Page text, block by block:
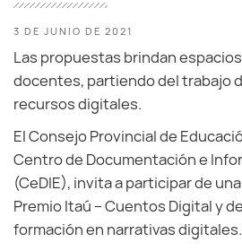
3 DE JUNIO DE 2021
Las propuestas brindan
docentes, partiendo del trabajo
recursos digitales.
El Consejo Provincial de
Centro de Documentación e
(CeDIE), invita a participar de
Premio Itaú – Cuentos Digital y
formación en narrativas digitales.